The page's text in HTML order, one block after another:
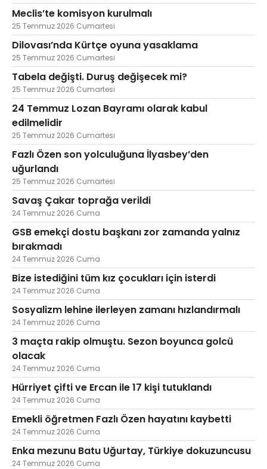
Meclis’te komisyon kurulmalı
25 Temmuz 2026 Cumartesi
Dilovası’nda Kürtçe oyuna yasaklama
25 Temmuz 2026 Cumartesi
Tabela değişti. Duruş değişecek mi?
25 Temmuz 2026 Cumartesi
24 Temmuz Lozan Bayramı olarak kabul
edilmelidir
25 Temmuz 2026 Cumartesi
Fazlı Özen son yolculuğuna İlyasbey’den
uğurlandı
25 Temmuz 2026 Cumartesi
Savaş Çakar toprağa verildi
24 Temmuz 2026 Cuma
GSB emekçi dostu başkanı zor zamanda yalnız
bırakmadı
24 Temmuz 2026 Cuma
Bize istediğini tüm kız çocukları için isterdi
24 Temmuz 2026 Cuma
Sosyalizm lehine ilerleyen zamanı hızlandırmalı
24 Temmuz 2026 Cuma
3 maçta rakip olmuştu. Sezon boyunca golcü
olacak
24 Temmuz 2026 Cuma
Hürriyet çifti ve Ercan ile 17 kişi tutuklandı
24 Temmuz 2026 Cuma
Emekli öğretmen Fazlı Özen hayatını kaybetti
24 Temmuz 2026 Cuma
Enka mezunu Batu Uğurtay, Türkiye dokuzuncusu
24 Temmuz 2026 Cuma